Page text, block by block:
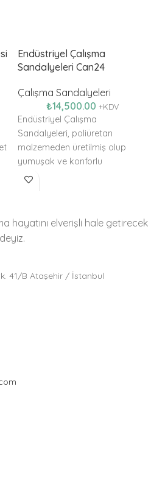
Endüstriyel Çalışma
Sandalyeleri Can24
Çalışma Sandalyeleri
₺14,500.00 +KDV
Endüstriyel Çalışma
Sandalyeleri, poliüretan
malzemeden üretilmiş olup
yumuşak ve konforlu
endüstriyel işlere uygun
hayatını elverişli hale getirecek
41/B Ataşehir / İstanbul